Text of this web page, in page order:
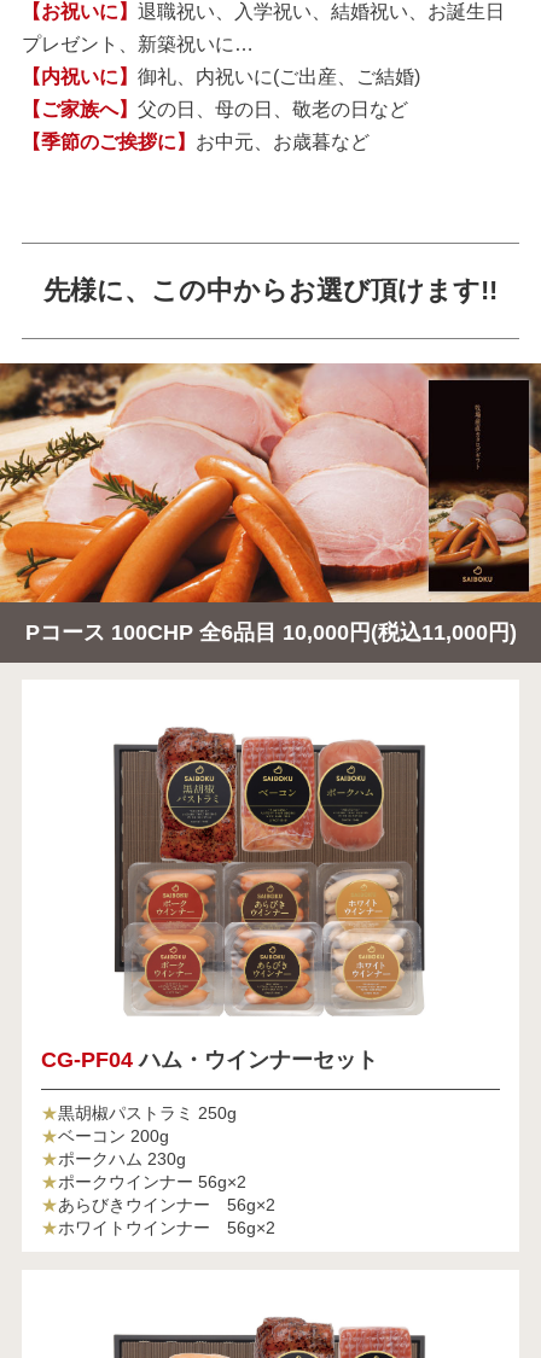
【お祝いに】 退職祝い、入学祝い、結婚祝い、お誕生日
プレゼント、新築祝いに…
【内祝いに】 御礼、内祝いに(ご出産、ご結婚)
【ご家族へ】 父の日、母の日、敬老の日など
【季節のご挨拶に】 お中元、お歳暮など
先様に、この中からお選び頂けます!!
Pコース 100CHP 全6品目 10,000円(税込11,000円)
CG-PF04 ハム・ウインナーセット
★黒胡椒パストラミ 250g
★ベーコン 200g
★ポークハム 230g
★ポークウインナー 56g×2
★あらびきウインナー 56g×2
★ホワイトウインナー 56g×2